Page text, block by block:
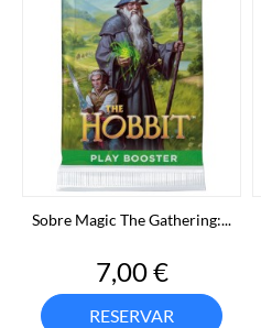
Sobre Magic The Gathering:...
Precio
7,00 €
RESERVAR